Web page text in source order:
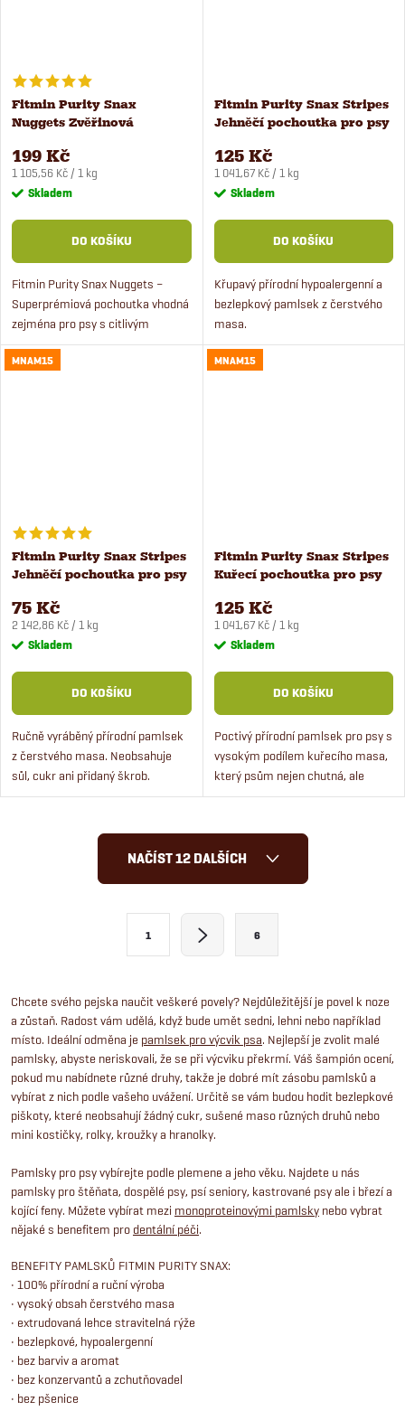
Fitmin Purity Snax
Nuggets Zvěřinová
199 Kč
Měrná
cena:
1 105,56 Kč / 1 kg
Skladem
DO KOŠÍKU
Fitmin Purity Snax Nuggets –
Superprémiová pochoutka vhodná
zejména pro psy s citlivým
zažíváním. Obsahují lehce
stravitelnou extrudovanou rýží,
Fitmin Purity Snax Stripes
Jehněčí pochoutka pro psy
125 Kč
Měrná
cena:
1 041,67 Kč / 1 kg
Skladem
DO KOŠÍKU
Křupavý přírodní hypoalergenní a
bezlepkový pamlsek z čerstvého
masa.
MNAM15
Fitmin Purity Snax Stripes
Jehněčí pochoutka pro psy
75 Kč
Měrná
cena:
2 142,86 Kč / 1 kg
Skladem
DO KOŠÍKU
Ručně vyráběný přírodní pamlsek
z čerstvého masa. Neobsahuje
sůl, cukr ani přidaný škrob.
MNAM15
Fitmin Purity Snax Stripes
Kuřecí pochoutka pro psy
125 Kč
Měrná
cena:
1 041,67 Kč / 1 kg
Skladem
DO KOŠÍKU
Poctivý přírodní pamlsek pro psy s
vysokým podílem kuřecího masa,
který psům nejen chutná, ale
navíc prospívá.
d
a
c
í
p
r
v
k
y
v
ý
p
NAČÍST 12 DALŠÍCH
á
n
k
o
v
á
í
1 6
Chcete svého pejska naučit veškeré povely? Nejdůležitější je povel k noze
a zůstaň. Radost vám udělá, když bude umět sedni, lehni nebo například
místo. Ideální odměna je pamlsek pro výcvik psa. Nejlepší je zvolit malé
pamlsky, abyste neriskovali, že se při výcviku překrmí. Váš šampión ocení,
pokud mu nabídnete různé druhy, takže je dobré mít zásobu pamlsků a
vybírat z nich podle vašeho uvážení. Určitě se vám budou hodit bezlepkové
piškoty, které neobsahují žádný cukr, sušené maso různých druhů nebo
mini kostičky, rolky, kroužky a hranolky.
Pamlsky pro psy vybírejte podle plemene a jeho věku. Najdete u nás
pamlsky pro štěňata, dospělé psy, psí seniory, kastrované psy ale i březí a
kojící feny. Můžete vybírat mezi monoproteinovými pamlsky nebo vybrat
nějaké s benefitem pro dentální péči.
BENEFITY PAMLSKŮ FITMIN PURITY SNAX:
• 100% přírodní a ruční výroba
• vysoký obsah čerstvého masa
• extrudovaná lehce stravitelná rýže
• bezlepkové, hypoalergenní
• bez barviv a aromat
• bez konzervantů a zchutňovadel
• bez pšenice